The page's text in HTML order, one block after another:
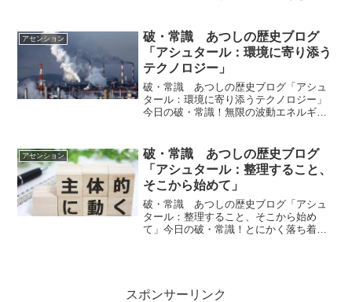
直にしてください。ｂｙアシュタールア
シュタールからのメッセージ...
アセンション
破・常識 あつしの歴史ブログ
「アシュタール：環境に寄り添う
テクノロジー」
破・常識 あつしの歴史ブログ「アシュ
タール：環境に寄り添うテクノロジー」
今日の破・常識！無限の波動エネルギー
アシュタールからのメッセージ今日のア
シュタールからのメッセー...
アセンション
破・常識 あつしの歴史ブログ
「アシュタール：整理すること、
そこから始めて」
破・常識 あつしの歴史ブログ「アシュ
タール：整理すること、そこから始め
て」今日の破・常識！とにかく落ち着い
スポンサーリンク